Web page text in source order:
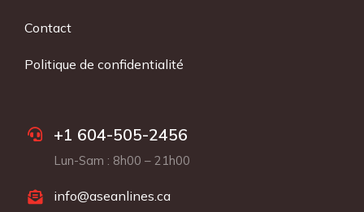
Contact
Politique de confidentialité
+1 604-505-2456
Lun-Sam : 8h00 – 21h00
info@aseanlines.ca